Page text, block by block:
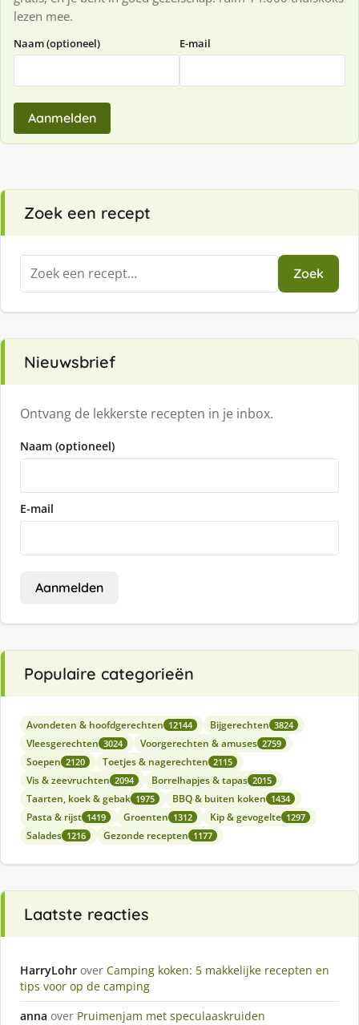
lezen mee.
Naam (optioneel) E-mail
Aanmelden
Zoek een recept
Zoeken
naar:
Zoek
Nieuwsbrief
Ontvang de lekkerste recepten in je inbox.
Naam (optioneel)
E-mail
Aanmelden
Populaire categorieën
Avondeten & hoofdgerechten 12144 Bijgerechten 3824
Vleesgerechten 3024 Voorgerechten & amuses 2759
Soepen 2120 Toetjes & nagerechten 2115
Vis & zeevruchten 2094 Borrelhapjes & tapas 2015
Taarten, koek & gebak 1975 BBQ & buiten koken 1434
Pasta & rijst 1419 Groenten 1312 Kip & gevogelte 1297
Salades 1216 Gezonde recepten 1177
Laatste reacties
HarryLohr over Camping koken: 5 makkelijke recepten en
tips voor op de camping
anna over Pruimenjam met speculaaskruiden